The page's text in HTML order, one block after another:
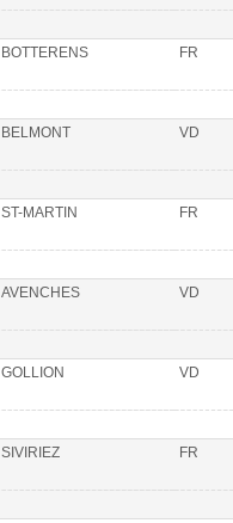
BOTTERENS FR
BELMONT VD
ST-MARTIN FR
AVENCHES VD
GOLLION VD
SIVIRIEZ FR